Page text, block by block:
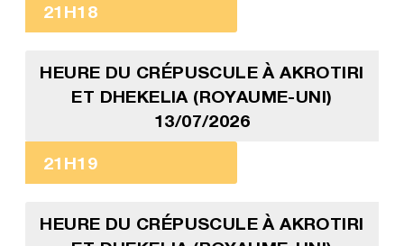
21H18
HEURE DU CRÉPUSCULE À AKROTIRI
ET DHEKELIA (ROYAUME-UNI)
13/07/2026
21H19
HEURE DU CRÉPUSCULE À AKROTIRI